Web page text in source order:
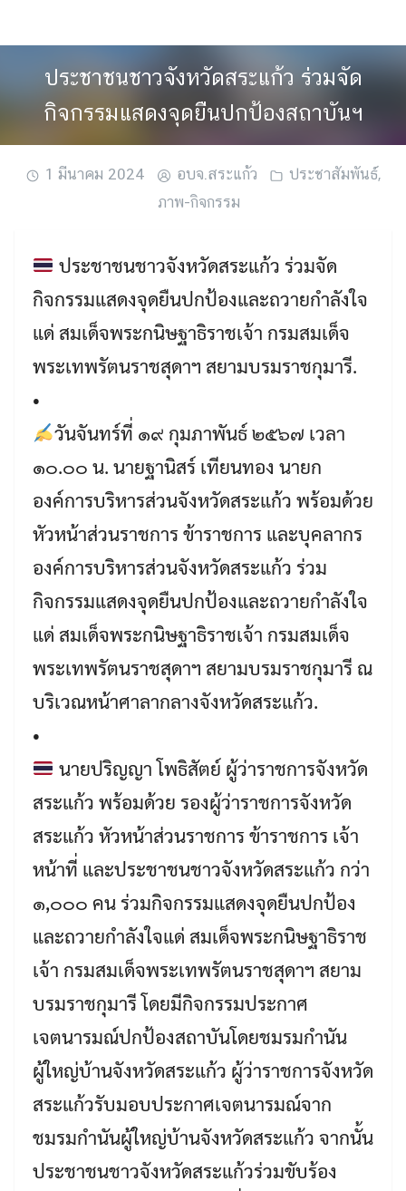
ประชาชนชาวจังหวัดสระแก้ว ร่วมจัด
กิจกรรมแสดงจุดยืนปกป้องสถาบันฯ
1 มีนาคม 2024 อบจ.สระแก้ว ประชาสัมพันธ์,
ภาพ-กิจกรรม
ประชาชนชาวจังหวัดสระแก้ว ร่วมจัด
กิจกรรมแสดงจุดยืนปกป้องและถวายกำลังใจ
แด่ สมเด็จพระกนิษฐาธิราชเจ้า กรมสมเด็จ
พระเทพรัตนราชสุดาฯ สยามบรมราชกุมารี.
•
วันจันทร์ที่ ๑๙ กุมภาพันธ์ ๒๕๖๗ เวลา
๑๐.๐๐ น. นายฐานิสร์ เทียนทอง นายก
องค์การบริหารส่วนจังหวัดสระแก้ว พร้อมด้วย
หัวหน้าส่วนราชการ ข้าราชการ และบุคลากร
องค์การบริหารส่วนจังหวัดสระแก้ว ร่วม
กิจกรรมแสดงจุดยืนปกป้องและถวายกำลังใจ
แด่ สมเด็จพระกนิษฐาธิราชเจ้า กรมสมเด็จ
พระเทพรัตนราชสุดาฯ สยามบรมราชกุมารี ณ
บริเวณหน้าศาลากลางจังหวัดสระแก้ว.
•
นายปริญญา โพธิสัตย์ ผู้ว่าราชการจังหวัด
สระแก้ว พร้อมด้วย รองผู้ว่าราชการจังหวัด
สระแก้ว หัวหน้าส่วนราชการ ข้าราชการ เจ้า
หน้าที่ และประชาชนชาวจังหวัดสระแก้ว กว่า
๑,๐๐๐ คน ร่วมกิจกรรมแสดงจุดยืนปกป้อง
และถวายกำลังใจแด่ สมเด็จพระกนิษฐาธิราช
เจ้า กรมสมเด็จพระเทพรัตนราชสุดาฯ สยาม
บรมราชกุมารี โดยมีกิจกรรมประกาศ
เจตนารมณ์ปกป้องสถาบันโดยชมรมกำนัน
ผู้ใหญ่บ้านจังหวัดสระแก้ว ผู้ว่าราชการจังหวัด
สระแก้วรับมอบประกาศเจตนารมณ์จาก
ชมรมกำนันผู้ใหญ่บ้านจังหวัดสระแก้ว จากนั้น
ประชาชนชาวจังหวัดสระแก้วร่วมขับร้อง